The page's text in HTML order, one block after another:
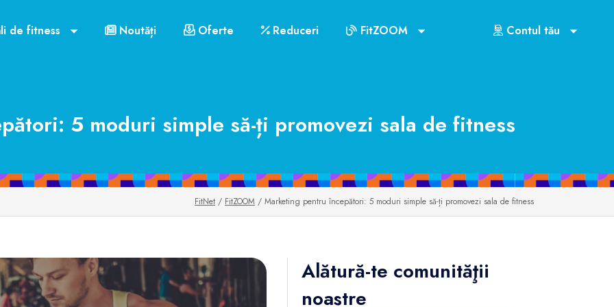
de fitness Noutăți Oferte Reduceri FitZOOM Contul tău
5 moduri simple să-ți promovezi sala de fitness
FitNet / FitZOOM / Marketing pentru începători: 5 moduri simple să-ți promovezi sala de fitness
Alătură-te comunităţii
noastre